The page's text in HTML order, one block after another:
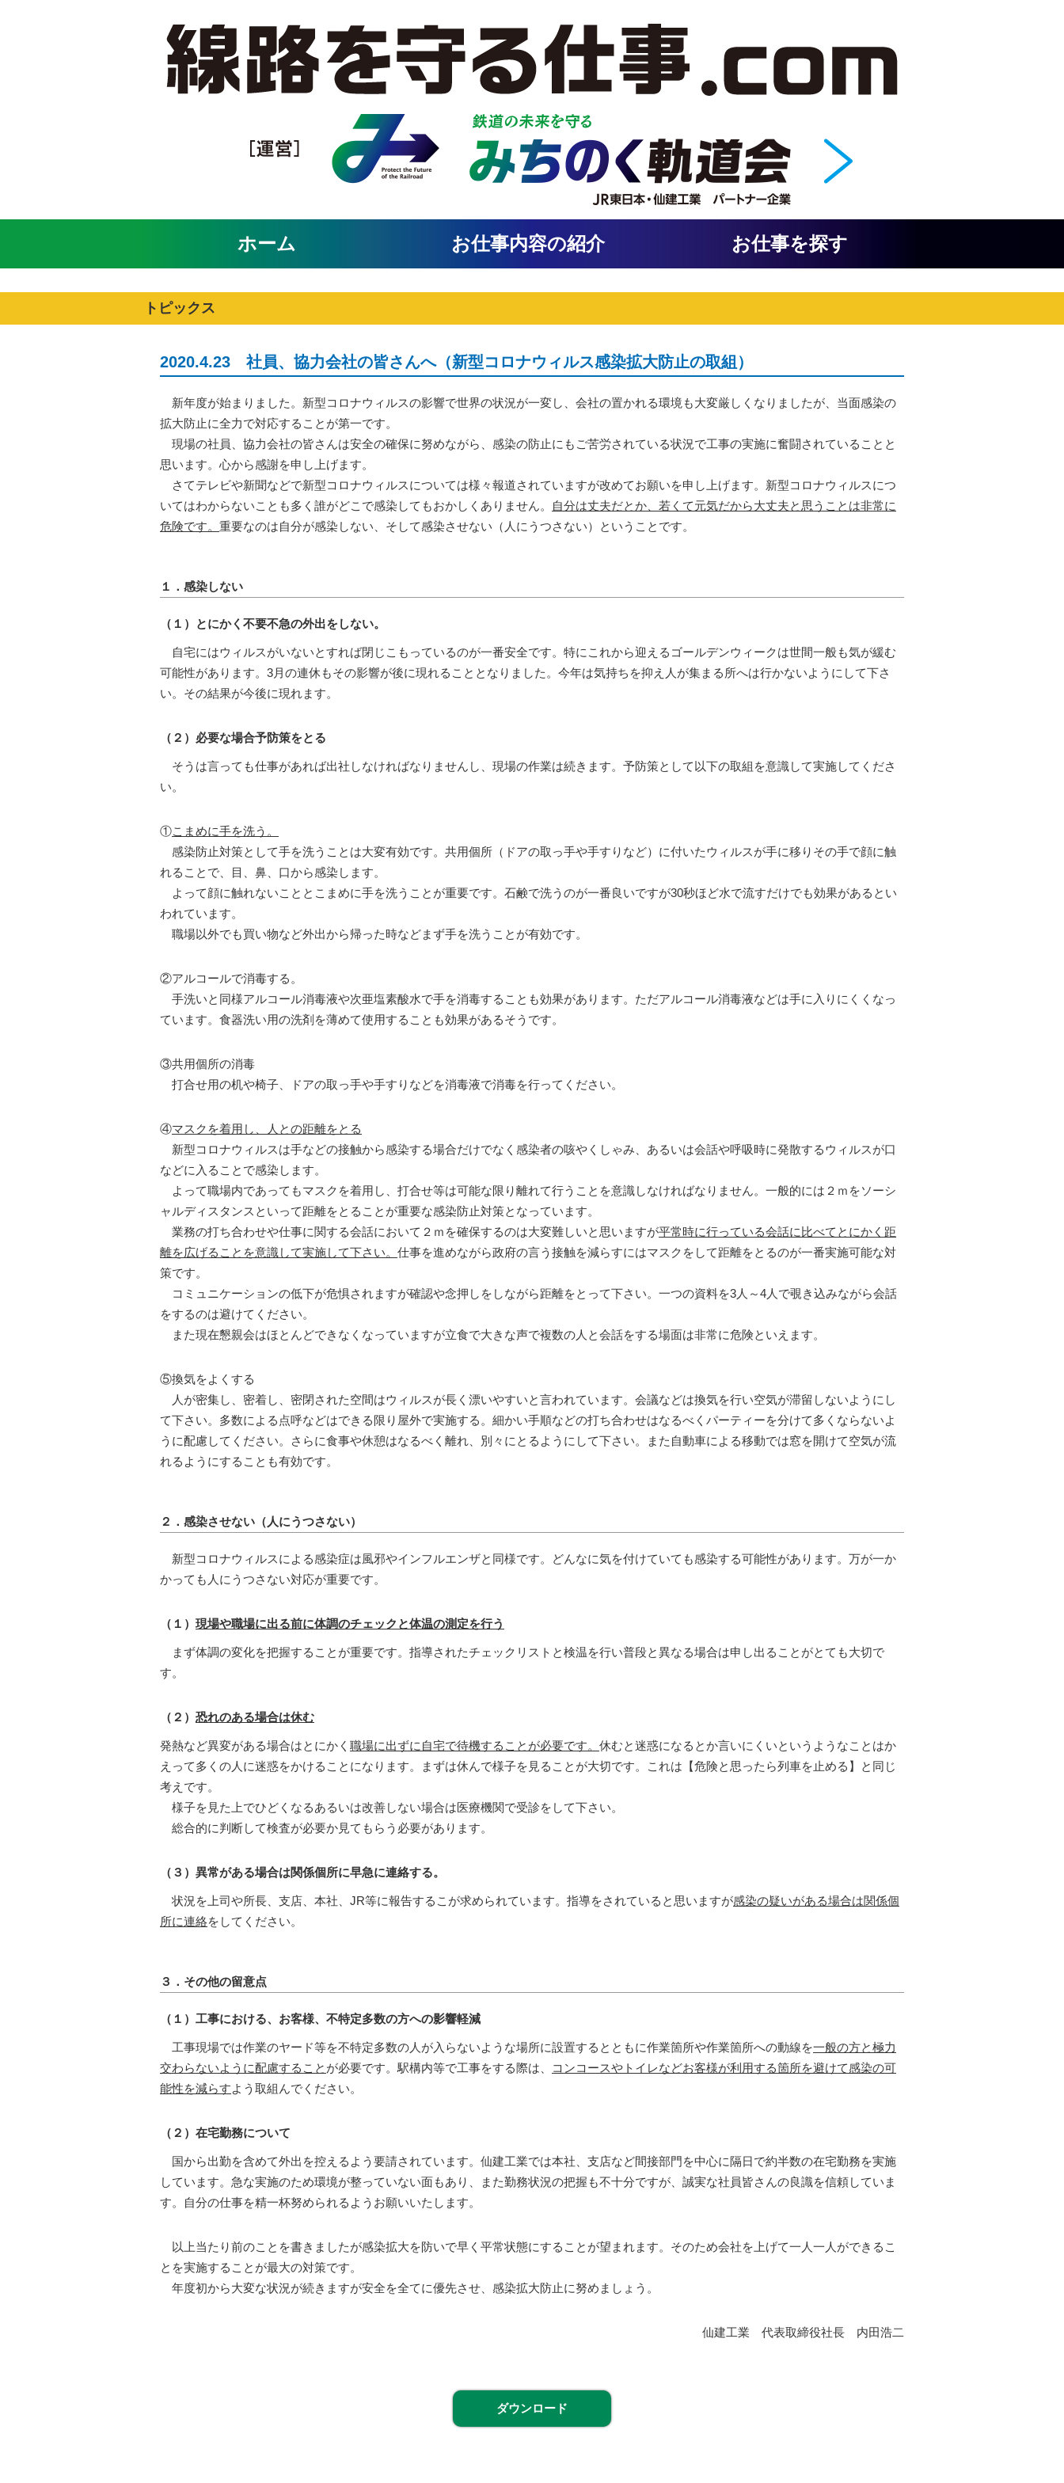
ホーム お仕事内容の紹介 お仕事を探す
トピックス
2020.4.23 社員、協力会社の皆さんへ（新型コロナウィルス感染拡大防止の取組）
新年度が始まりました。新型コロナウィルスの影響で世界の状況が一変し、会社の置かれる環境も大変厳しくなりましたが、当面感染の
拡大防止に全力で対応することが第一です。
現場の社員、協力会社の皆さんは安全の確保に努めながら、感染の防止にもご苦労されている状況で工事の実施に奮闘されていることと
思います。心から感謝を申し上げます。
さてテレビや新聞などで新型コロナウィルスについては様々報道されていますが改めてお願いを申し上げます。新型コロナウィルスにつ
いてはわからないことも多く誰がどこで感染してもおかしくありません。
自分は丈夫だとか、若くて元気だから大丈夫と思うことは非常に
危険です。 重要なのは自分が感染しない、そして感染させない（人にうつさない）ということです。
１．感染しない
（１）とにかく不要不急の外出をしない。
自宅にはウィルスがいないとすれば閉じこもっているのが一番安全です。特にこれから迎えるゴールデンウィークは世間一般も気が緩む
可能性があります。3月の連休もその影響が後に現れることとなりました。今年は気持ちを抑え人が集まる所へは行かないようにして下さ
い。その結果が今後に現れます。
（２）必要な場合予防策をとる
そうは言っても仕事があれば出社しなければなりませんし、現場の作業は続きます。予防策として以下の取組を意識して実施してくださ
い。
①こまめに手を洗う。
感染防止対策として手を洗うことは大変有効です。共用個所（ドアの取っ手や手すりなど）に付いたウィルスが手に移りその手で顔に触
れることで、目、鼻、口から感染します。
よって顔に触れないこととこまめに手を洗うことが重要です。石鹸で洗うのが一番良いですが30秒ほど水で流すだけでも効果があるとい
われています。
職場以外でも買い物など外出から帰った時などまず手を洗うことが有効です。
②アルコールで消毒する。
手洗いと同様アルコール消毒液や次亜塩素酸水で手を消毒することも効果があります。ただアルコール消毒液などは手に入りにくくなっ
ています。食器洗い用の洗剤を薄めて使用することも効果があるそうです。
③共用個所の消毒
打合せ用の机や椅子、ドアの取っ手や手すりなどを消毒液で消毒を行ってください。
④マスクを着用し、人との距離をとる
新型コロナウィルスは手などの接触から感染する場合だけでなく感染者の咳やくしゃみ、あるいは会話や呼吸時に発散するウィルスが口
などに入ることで感染します。
よって職場内であってもマスクを着用し、打合せ等は可能な限り離れて行うことを意識しなければなりません。一般的には２ｍをソーシ
ャルディスタンスといって距離をとることが重要な感染防止対策となっています。
業務の打ち合わせや仕事に関する会話において２ｍを確保するのは大変難しいと思いますが平常時に行っている会話に比べてとにかく距
離を広げることを意識して実施して下さい。 仕事を進めながら政府の言う接触を減らすにはマスクをして距離をとるのが一番実施可能な対
策です。
コミュニケーションの低下が危惧されますが確認や念押しをしながら距離をとって下さい。一つの資料を3人～4人で覗き込みながら会話
をするのは避けてください。
また現在懇親会はほとんどできなくなっていますが立食で大きな声で複数の人と会話をする場面は非常に危険といえます。
⑤換気をよくする
人が密集し、密着し、密閉された空間はウィルスが長く漂いやすいと言われています。会議などは換気を行い空気が滞留しないようにし
て下さい。多数による点呼などはできる限り屋外で実施する。細かい手順などの打ち合わせはなるべくパーティーを分けて多くならないよ
うに配慮してください。さらに食事や休憩はなるべく離れ、別々にとるようにして下さい。また自動車による移動では窓を開けて空気が流
れるようにすることも有効です。
２．感染させない（人にうつさない）
新型コロナウィルスによる感染症は風邪やインフルエンザと同様です。どんなに気を付けていても感染する可能性があります。万が一か
かっても人にうつさない対応が重要です。
（１） 現場や職場に出る前に体調のチェックと体温の測定を行う
まず体調の変化を把握することが重要です。指導されたチェックリストと検温を行い普段と異なる場合は申し出ることがとても大切で
す。
（２） 恐れのある場合は休む
発熱など異変がある場合はとにかく 職場に出ずに自宅で待機することが必要です。 休むと迷惑になるとか言いにくいというようなことはか
えって多くの人に迷惑をかけることになります。まずは休んで様子を見ることが大切です。これは【危険と思ったら列車を止める】と同じ
考えです。
様子を見た上でひどくなるあるいは改善しない場合は医療機関で受診をして下さい。
総合的に判断して検査が必要か見てもらう必要があります。
（３）異常がある場合は関係個所に早急に連絡する。
状況を上司や所長、支店、本社、JR等に報告するこが求められています。指導をされていると思いますが感染の疑いがある場合は関係個
所に連絡をしてください。
３．その他の留意点
（１）工事における、お客様、不特定多数の方への影響軽減
工事現場では作業のヤード等を不特定多数の人が入らないような場所に設置するとともに作業箇所や作業箇所への動線を一般の方と極力
交わらないように配慮すること が必要です。駅構内等で工事をする際は、
コンコースやトイレなどお客様が利用する箇所を避けて感染の可
能性を減らすよう取組んでください。
（２）在宅勤務について
国から出勤を含めて外出を控えるよう要請されています。仙建工業では本社、支店など間接部門を中心に隔日で約半数の在宅勤務を実施
しています。急な実施のため環境が整っていない面もあり、また勤務状況の把握も不十分ですが、誠実な社員皆さんの良識を信頼していま
す。自分の仕事を精一杯努められるようお願いいたします。
以上当たり前のことを書きましたが感染拡大を防いで早く平常状態にすることが望まれます。そのため会社を上げて一人一人ができるこ
とを実施することが最大の対策です。
年度初から大変な状況が続きますが安全を全てに優先させ、感染拡大防止に努めましょう。
仙建工業 代表取締役社長 内田浩二
ダウンロード